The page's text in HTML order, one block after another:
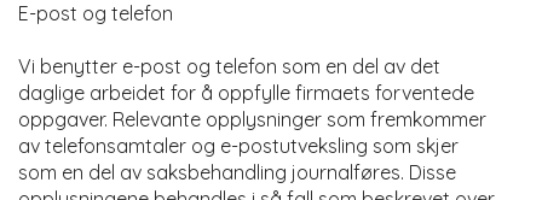
E-post og telefon
Vi benytter e-post og telefon som en del av det
daglige arbeidet for å oppfylle firmaets forventede
oppgaver. Relevante opplysninger som fremkommer
av telefonsamtaler og e-postutveksling som skjer
som en del av saksbehandling journalføres. Disse